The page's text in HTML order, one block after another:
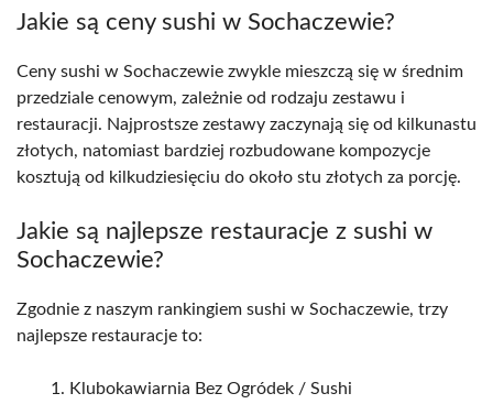
Jakie są ceny sushi w Sochaczewie?
Ceny sushi w Sochaczewie zwykle mieszczą się w średnim
przedziale cenowym, zależnie od rodzaju zestawu i
restauracji. Najprostsze zestawy zaczynają się od kilkunastu
złotych, natomiast bardziej rozbudowane kompozycje
kosztują od kilkudziesięciu do około stu złotych za porcję.
Jakie są najlepsze restauracje z sushi w
Sochaczewie?
Zgodnie z naszym rankingiem sushi w Sochaczewie, trzy
najlepsze restauracje to:
Klubokawiarnia Bez Ogródek / Sushi